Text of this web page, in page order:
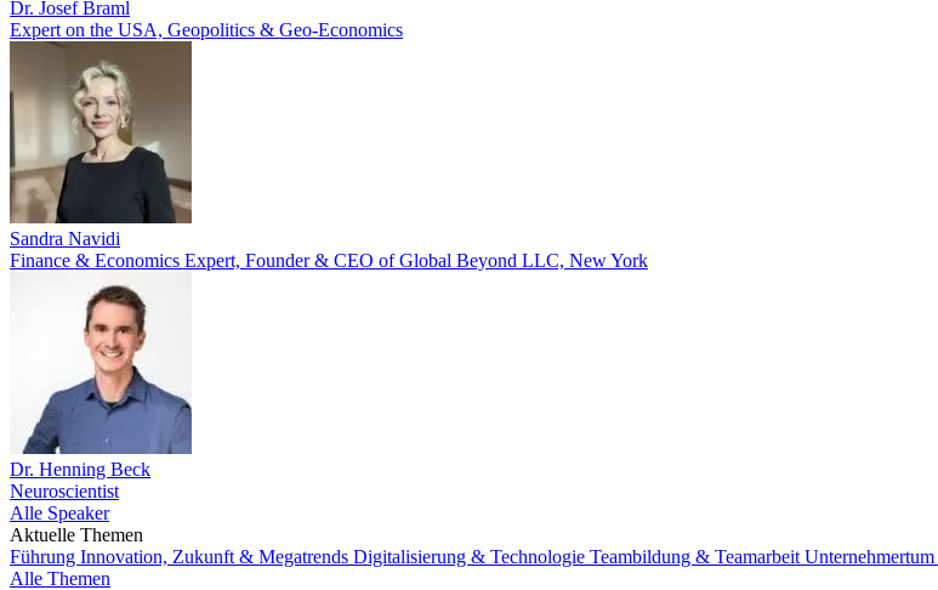
Dr. Josef Braml
Expert on the USA, Geopolitics & Geo-Economics
Sandra Navidi
Finance & Economics Expert, Founder & CEO of Global Beyond LLC, New York
Dr. Henning Beck
Neuroscientist
Alle Speaker
Aktuelle Themen
Führung Innovation, Zukunft & Megatrends Digitalisierung & Technologie Teambildung & Teamarbeit Unternehmertum
Alle Themen